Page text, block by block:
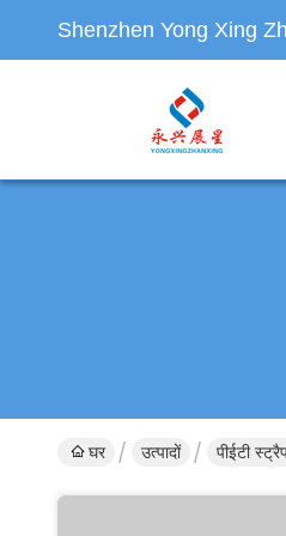
Shenzhen Yong Xing
घर उत्पादों पीईटी